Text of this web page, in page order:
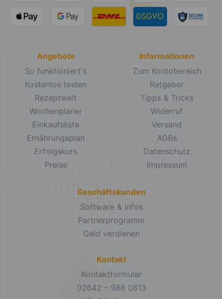
Angebote
So funktioniert's
Kostenlos testen
Rezeptwelt
Wochenplaner
Einkaufsliste
Ernährungsplan
Erfolgskurs
Preise
Informationen
Zum Kontobereich
Ratgeber
Tipps & Tricks
Widerruf
Versand
AGBs
Datenschutz
Impressum
Geschäftskunden
Software & Infos
Partnerprogramm
Geld verdienen
Kontakt
Kontaktformular
02642 – 988 0813